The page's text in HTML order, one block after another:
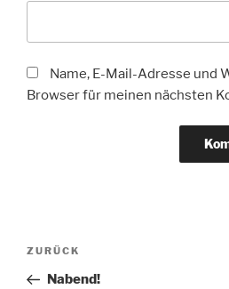
Name, E-Mail-Adresse und
Browser für meinen nächsten
Beitragsnavigation
Vorheriger
Beitrag
ZURÜCK
Nabend!